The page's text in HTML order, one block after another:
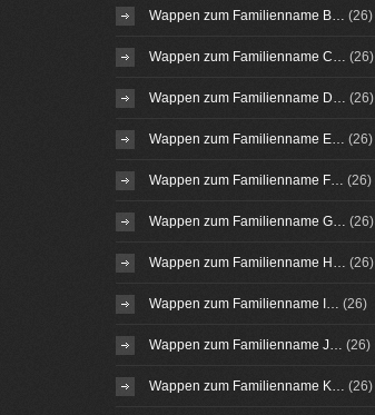
Wappen zum Familienname B… (26)
Wappen zum Familienname C… (26)
Wappen zum Familienname D… (26)
Wappen zum Familienname E… (26)
Wappen zum Familienname F… (26)
Wappen zum Familienname G… (26)
Wappen zum Familienname H… (26)
Wappen zum Familienname I… (26)
Wappen zum Familienname J… (26)
Wappen zum Familienname K… (26)